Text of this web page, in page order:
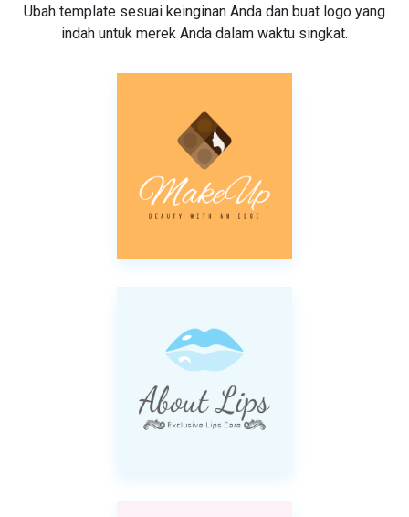
Ubah template sesuai keinginan Anda dan buat logo yang
indah untuk merek Anda dalam waktu singkat.